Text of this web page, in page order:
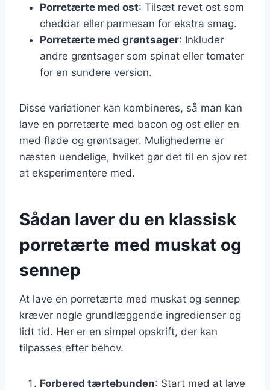
Porretærte med ost: Tilsæt revet ost som
cheddar eller parmesan for ekstra smag.
Porretærte med grøntsager: Inkluder
andre grøntsager som spinat eller tomater
for en sundere version.
Disse variationer kan kombineres, så man kan
lave en porretærte med bacon og ost eller en
med fløde og grøntsager. Mulighederne er
næsten uendelige, hvilket gør det til en sjov ret
at eksperimentere med.
Sådan laver du en klassisk
porretærte med muskat og
sennep
At lave en porretærte med muskat og sennep
kræver nogle grundlæggende ingredienser og
lidt tid. Her er en simpel opskrift, der kan
tilpasses efter behov.
Forbered tærtebunden: Start med at lave